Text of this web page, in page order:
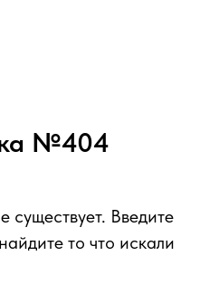
№404
существует. Введите
то что искали